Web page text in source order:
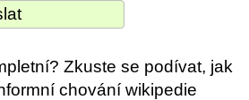
Zkuste se podívat, jak
chování wikipedie